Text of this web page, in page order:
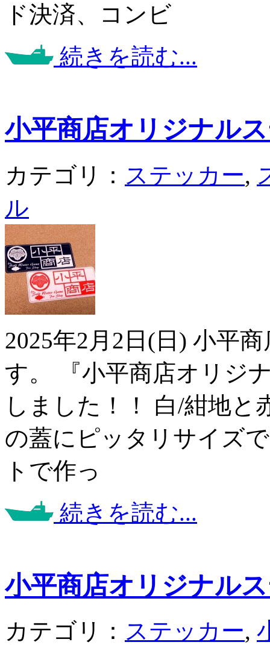
ド決済、コンビ
続きを読む...
小平商店オリジナル
カテゴリ： ステッカー,
ル
2025年2月2日(日) 小平
す。 『小平商店オリジ
しました！！ 白/紺地と
の蓋にピッタリサイズ
トで作っ
続きを読む...
小平商店オリジナル
カテゴリ： ステッカー,